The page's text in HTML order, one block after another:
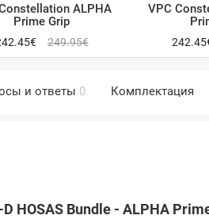
ALPHA
Prime Grip
249.95€
VPC
и ответы 0 Комплектация
D HOSAS Bundle - ALPHA